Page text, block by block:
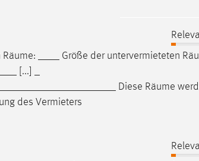
Räume: ____ Größe der untervermieteten
[...] _
Diese Räume
des Vermieters